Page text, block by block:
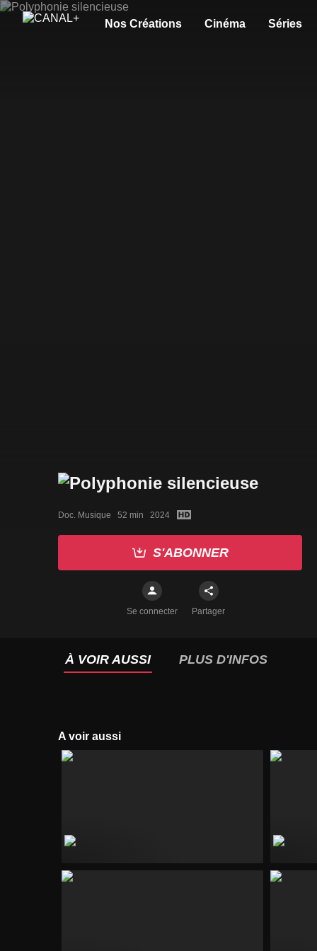
Nos Créations Cinéma Séries
Doc. Musique   52 min   2024
S'ABONNER
Se connecter Partager
À VOIR AUSSI PLUS D'INFOS
A voir aussi